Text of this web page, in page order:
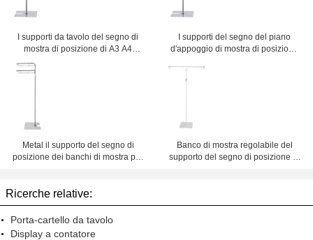
I supporti da tavolo del segno di
mostra di posizione di A3 A4
vendono al dettaglio, 300-500mm
I supporti del segno del piano
d'appoggio di mostra di posizione
Metal il supporto del segno di
posizione dei banchi di mostra per
Banco di mostra regolabile del
supporto del segno di posizione di
Ricerche relative:
Porta-cartello da tavolo
Display a contatore